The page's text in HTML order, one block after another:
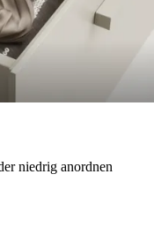
niedrig anordnen